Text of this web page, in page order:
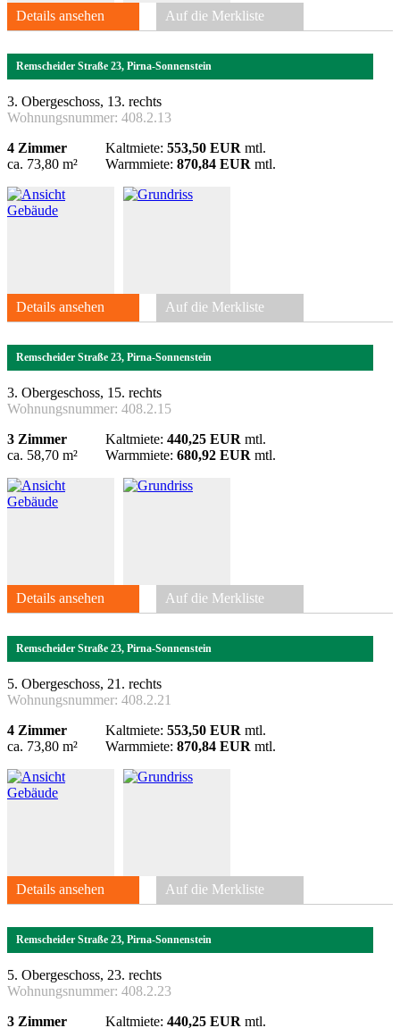
Details ansehen Auf die Merkliste
Remscheider Straße 23, Pirna-Sonnenstein
3. Obergeschoss, 13. rechts
Wohnungsnummer: 408.2.13
4 Zimmer
ca. 73,80 m²
Kaltmiete: 553,50 EUR mtl.
Warmmiete: 870,84 EUR mtl.
Details ansehen Auf die Merkliste
Remscheider Straße 23, Pirna-Sonnenstein
3. Obergeschoss, 15. rechts
Wohnungsnummer: 408.2.15
3 Zimmer
ca. 58,70 m²
Kaltmiete: 440,25 EUR mtl.
Warmmiete: 680,92 EUR mtl.
Details ansehen Auf die Merkliste
Remscheider Straße 23, Pirna-Sonnenstein
5. Obergeschoss, 21. rechts
Wohnungsnummer: 408.2.21
4 Zimmer
ca. 73,80 m²
Kaltmiete: 553,50 EUR mtl.
Warmmiete: 870,84 EUR mtl.
Details ansehen Auf die Merkliste
Remscheider Straße 23, Pirna-Sonnenstein
5. Obergeschoss, 23. rechts
Wohnungsnummer: 408.2.23
3 Zimmer
Kaltmiete: 440,25 EUR mtl.